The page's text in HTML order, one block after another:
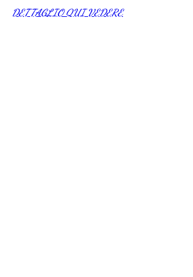
DETTAGLIO QUI VEDERE